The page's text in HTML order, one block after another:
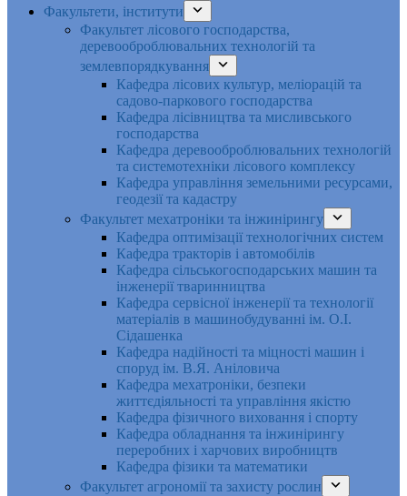
Факультети, інститути
Факультет лісового господарства,
деревооброблювальних технологій та
землевпорядкування
Кафедра лісових культур, меліорацій та
садово-паркового господарства
Кафедра лісівництва та мисливського
господарства
Кафедра деревооброблювальних технологій
та системотехніки лісового комплексу
Кафедра управління земельними ресурсами,
геодезії та кадастру
Факультет мехатроніки та інжинірингу
Кафедра оптимізації технологічних систем
Кафедра тракторів і автомобілів
Кафедра сільськогосподарських машин та
інженерії тваринництва
Кафедра cервісної інженерії та технології
матеріалів в машинобудуванні ім. О.І.
Сідашенка
Кафедра надійності та міцності машин і
споруд ім. В.Я. Аніловича
Кафедра мехатроніки, безпеки
життєдіяльності та управління якістю
Кафедра фізичного виховання і спорту
Кафедра обладнання та інжинірингу
переробних і харчових виробництв
Кафедра фізики та математики
Факультет агрономії та захисту рослин